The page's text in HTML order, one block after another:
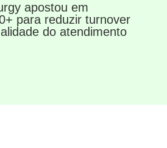
apostou em
para reduzir turnover
do atendimento